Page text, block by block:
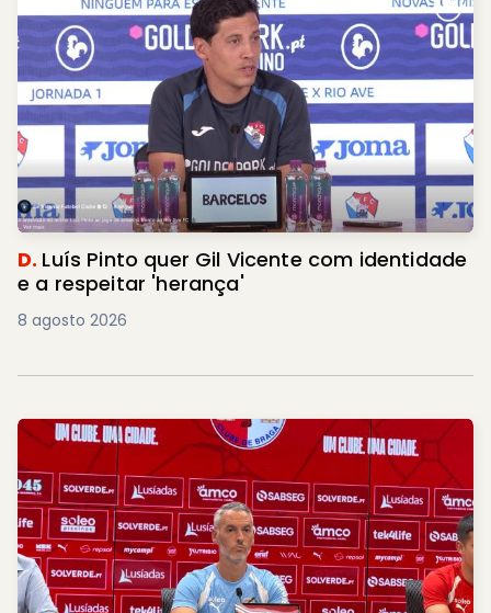
D. Luís Pinto quer Gil Vicente com identidade
e a respeitar 'herança'
8 agosto 2026